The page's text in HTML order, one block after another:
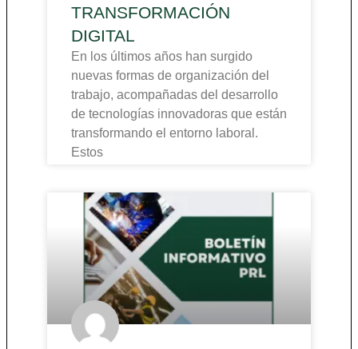
TRANSFORMACIÓN
DIGITAL
En los últimos años han surgido
nuevas formas de organización del
trabajo, acompañadas del desarrollo
de tecnologías innovadoras que están
transformando el entorno laboral.
Estos